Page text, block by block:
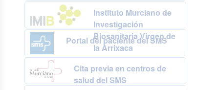
Instituto Murciano de
Investigación
Biosanitaria Virgen de
la Arrixaca
Portal del paciente del SMS
Cita previa en centros de
salud del SMS